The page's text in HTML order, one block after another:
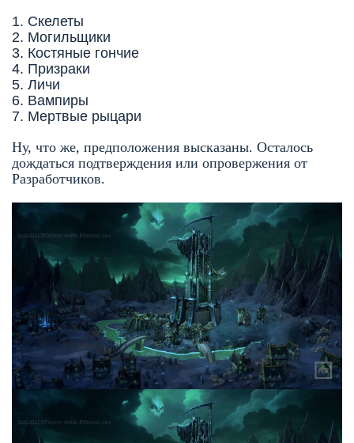
1. Скелеты
2. Могильщики
3. Костяные гончие
4. Призраки
5. Личи
6. Вампиры
7. Мертвые рыцари
Ну, что же, предположения высказаны. Осталось
дождаться подтверждения или опровержения от
Разработчиков.